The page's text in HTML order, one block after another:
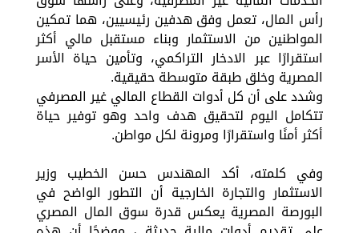
رأس المال، تعمل وفق هدفين رئيسيين، هما تمكين
المواطنين من الاستثمار وبناء مستقبل مالي أكثر
استقرارًا عبر الادخار التراكمي، وتأمين حياة الأسر
المصرية وخلق طبقة متوسطة حقيقية.
وشدد على أن كل أدوات القطاع المالي غير المصرفي
تتكامل اليوم لتحقيق هدف واحد وهو توفير حياة
أكثر أمنًا واستقرارًا ومرونة لكل مواطن.
وفي كلمته، أكد المهندس حسن الخطيب وزير
الاستثمار والتجارة الخارجية أن التطور الواضح في
البورصة المصرية يعكس قدرة سوق المال المصري